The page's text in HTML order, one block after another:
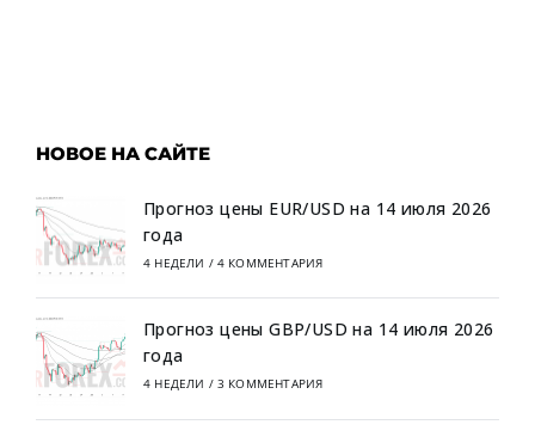
НОВОЕ НА САЙТЕ
Прогноз цены EUR/USD на 14 июля 2026
года
4 НЕДЕЛИ / 4 КОММЕНТАРИЯ
Прогноз цены GBP/USD на 14 июля 2026
года
4 НЕДЕЛИ / 3 КОММЕНТАРИЯ